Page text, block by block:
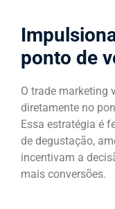
ponto de
O trade marketing
diretamente no
Essa estratégia é
de degustação,
incentivam a
mais conversões.